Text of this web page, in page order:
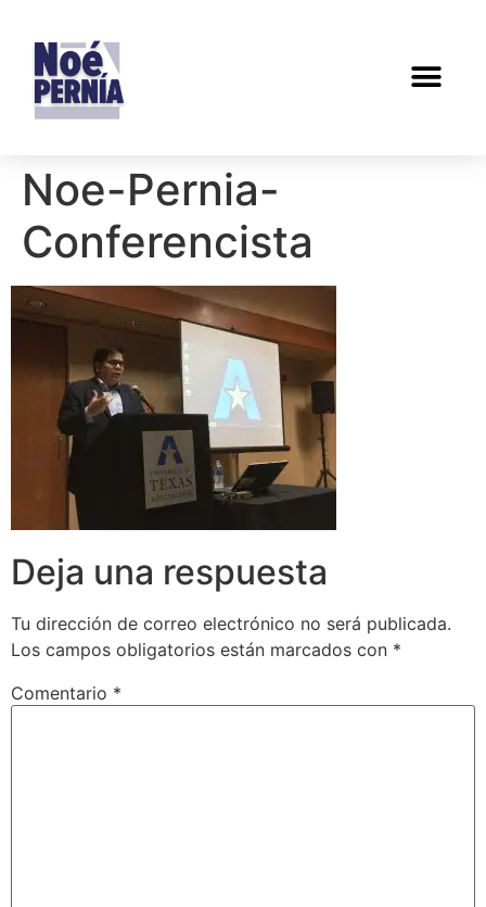
Noe-Pernia-
Conferencista
Deja una respuesta
Tu dirección de correo electrónico no será publicada.
Los campos obligatorios están marcados con *
Comentario *